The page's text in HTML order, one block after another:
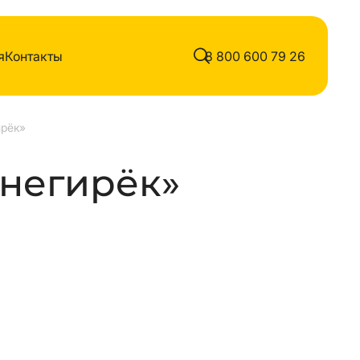
Контакты 8 800 600 79 26